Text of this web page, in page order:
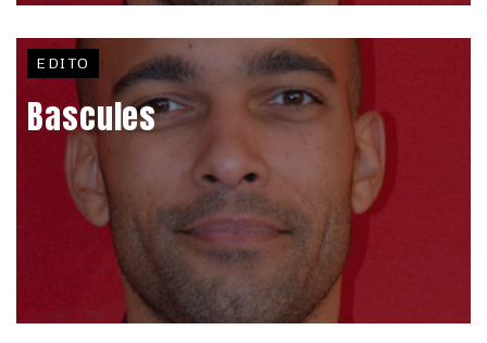
EDITO
Bascules